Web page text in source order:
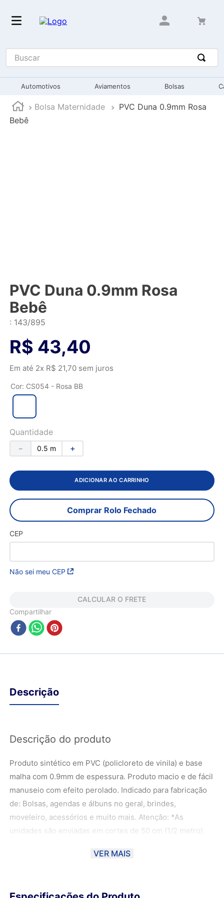
Buscar
Automotivos Aviamentos Bolsas
Bolsa Maternidade
PVC Duna 0.9mm Rosa
Bebê
PVC Duna 0.9mm Rosa
Bebê
: 143/895
R$ 43,40
Em até 2x R$ 21,70sem juros
Cor: CS054 - Rosa BB
Quantidade
＋
－
ADICIONAR AO CARRINHO
Comprar Rolo Fechado
CEP
Não sei meu CEP
CALCULAR O FRETE
Compartilhar
Descrição
Descrição do produto
Produto sintético em PVC (policloreto de vinila) e base
malha com 0.9mm de espessura. Produto macio e de fácil
manuseio com efeito perolado. Indicado para fabricação
de: Bolsas, agendas e álbuns no geral, brindes,
moveleiro, acessórios e muito mais. Atenção: *As
unidades são enviadas em cortes de 50 cm (1/2 metro).
enviadas em cortes de 50 cm (1/2 metro). Exemplo: - 2
VER MAIS